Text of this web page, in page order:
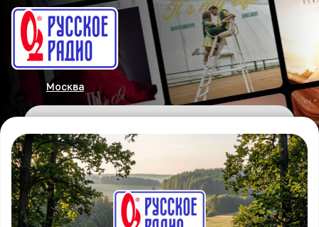
Москва